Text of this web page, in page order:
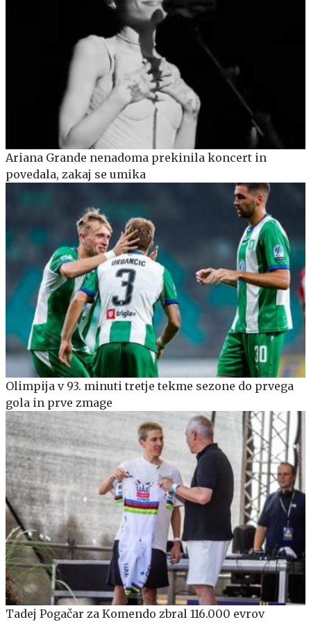
Ariana Grande nenadoma prekinila koncert in
povedala, zakaj se umika
Olimpija v 93. minuti tretje tekme sezone do prvega
gola in prve zmage
Tadej Pogačar za Komendo zbral 116.000 evrov